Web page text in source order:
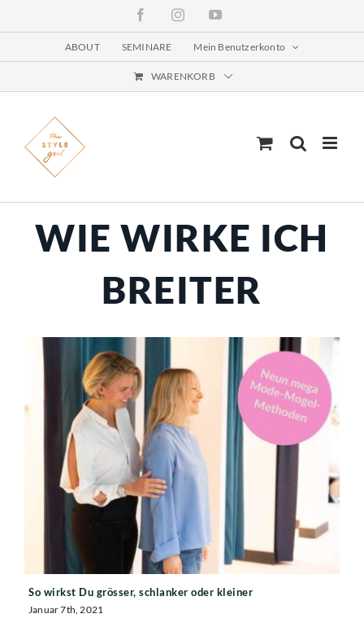
FacebookInstagramYouTube
ABOUT SEMINARE Mein Benutzerkonto
WARENKORB
WIE WIRKE ICH
BREITER
So wirkst Du grösser, schlanker oder
kleiner
So wirkst Du grösser, schlanker oder kleiner
Januar 7th, 2021